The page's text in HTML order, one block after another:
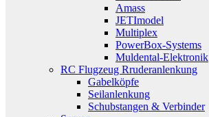
Amass
JETImodel
Multiplex
PowerBox-Systems
Muldental-Elektronik
RC Flugzeug Rruderanlenkung
Gabelköpfe
Seilanlenkung
Schubstangen & Verbinder